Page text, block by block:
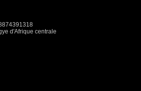
d'Afrique centrale